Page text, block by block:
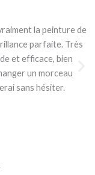
la peinture de
parfaite. Très
et efficace, bien
un morceau
sans hésiter.